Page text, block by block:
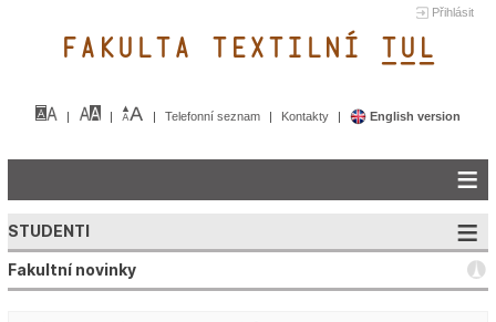
Přihlásit
FAKULTA TEXTILNÍ TUL&
Telefonní seznam Kontakty English version
STUDENTI
Fakultní novinky